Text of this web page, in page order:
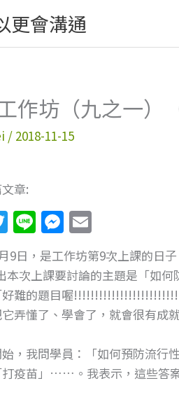
更會溝通
作坊（九之一）
/ 2018-11-15
章:
T
w
itt
er
Li
n
e
M
e
ss
e
n
er
m
ai
l
9日，是工作坊第9次上課的日
本次上課要討論的主題是「如
好難的題目喔!!!!!!!!!!!!!!!!!!!!!!!!!!
弄懂了、學會了，就會很有成
始，我問學員：「如何預防流
打疫苗」……。我表示，這些答